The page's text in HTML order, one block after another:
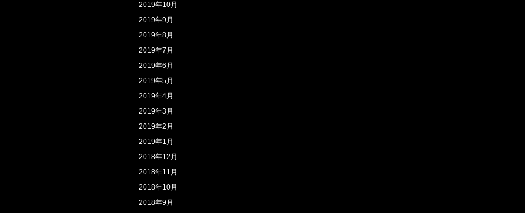
2019年10月
2019年9月
2019年8月
2019年7月
2019年6月
2019年5月
2019年4月
2019年3月
2019年2月
2019年1月
2018年12月
2018年11月
2018年10月
2018年9月